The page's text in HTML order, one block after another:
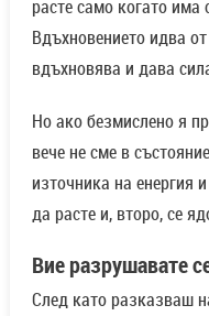
расте само когато има
Вдъхновението идва
вдъхновява и дава
Но ако безмислено я
вече не сме в
източника на енергия
да расте и, второ, се
Вие разрушавате
След като разказваш